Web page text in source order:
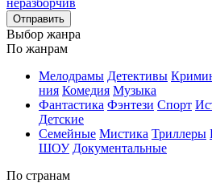
Отправить
Вы­бор жан­ра
По жан­рам
Ме­ло­дра­мы Де­тек­ти­вы
ния Ко­ме­дия Му­зы­ка
Фан­та­сти­ка Фэн­те­зи Спорт
Дет­ские
Се­мей­ные Мис­ти­ка Трил­ле­ры
ШОУ До­ку­мен­таль­ные
По стра­нам